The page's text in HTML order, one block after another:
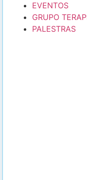
EVENTOS
GRUPO
PALESTRAS